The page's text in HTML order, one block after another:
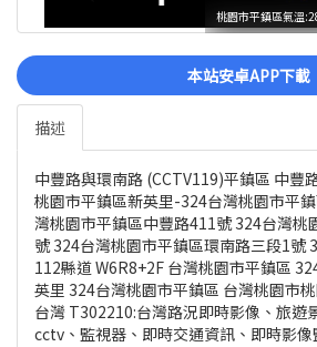
桃園市平鎮區氣溫
本站安卓APP下載
描述
中豐路與環南路 (CCTV119)平鎮區 中豐
桃園市平鎮區新英里-324台灣桃園市平
灣桃園市平鎮區中豐路411號 324台灣桃
號 324台灣桃園市平鎮區環南路三段1號
112縣道 W6R8+2F 台灣桃園市平鎮區
英里 324台灣桃園市平鎮區 台灣桃園市
台灣 T302210:台灣路況即時影像、旅遊
cctv、監視器、即時交通資訊、即時影像